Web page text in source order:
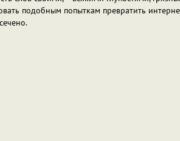
подобным попыткам превратить